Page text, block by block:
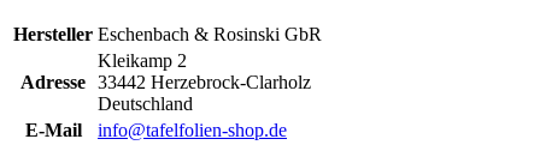
Hersteller Eschenbach & Rosinski GbR
Adresse
Kleikamp 2
33442 Herzebrock-Clarholz
Deutschland
E-Mail
info@tafelfolien-shop.de